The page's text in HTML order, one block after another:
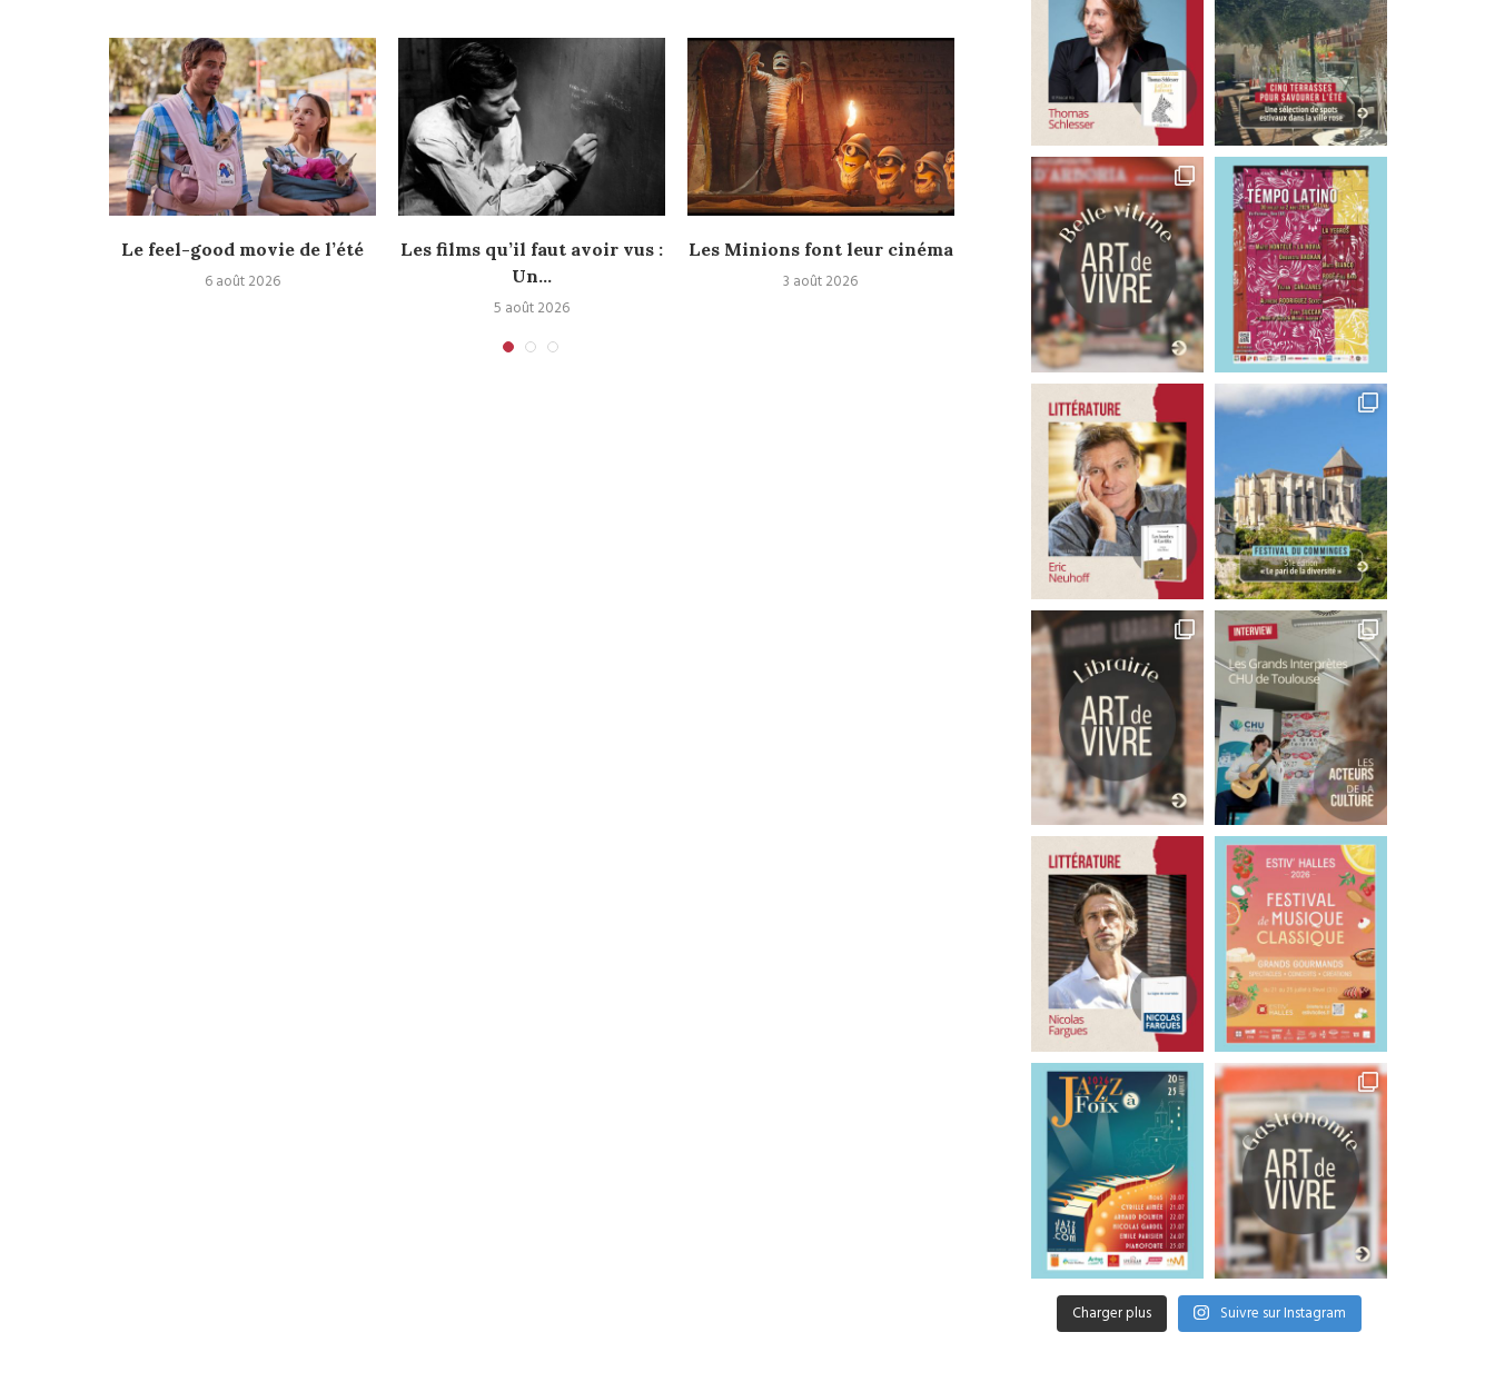
Le feel-good movie de l’été
6 août 2026
Les films qu’il faut avoir vus :
Un...
5 août 2026
Les Minions font leur cinéma
3 août 2026
Good Bye Wolfgang !
1 août 2026
Les films qu’il faut avoir
29 juillet 2026
Charger plus Suivre sur Instagram